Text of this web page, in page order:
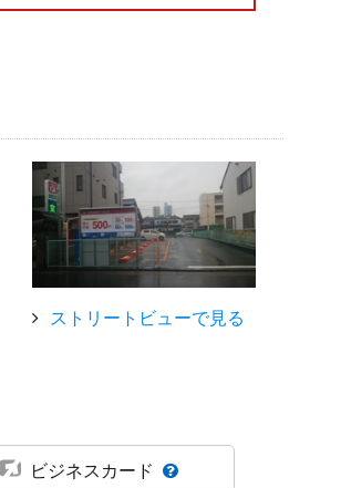
ストリートビューで見る
ビジネスカード